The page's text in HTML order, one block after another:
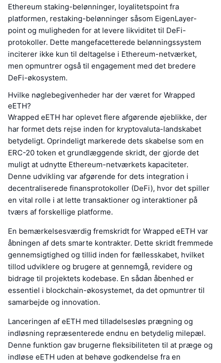
Ethereum staking-belønninger, loyalitetspoint fra
platformen, restaking-belønninger såsom EigenLayer-
point og muligheden for at levere likviditet til DeFi-
protokoller. Dette mangefacetterede belønningssystem
inciterer ikke kun til deltagelse i Ethereum-netværket,
men opmuntrer også til engagement med det bredere
DeFi-økosystem.
Hvilke nøglebegivenheder har der været for Wrapped
eETH?
Wrapped eETH har oplevet flere afgørende øjeblikke, der
har formet dets rejse inden for kryptovaluta-landskabet
betydeligt. Oprindeligt markerede dets skabelse som en
ERC-20 token et grundlæggende skridt, der gjorde det
muligt at udnytte Ethereum-netværkets kapaciteter.
Denne udvikling var afgørende for dets integration i
decentraliserede finansprotokoller (DeFi), hvor det spiller
en vital rolle i at lette transaktioner og interaktioner på
tværs af forskellige platforme.
En bemærkelsesværdig fremskridt for Wrapped eETH var
åbningen af dets smarte kontrakter. Dette skridt fremmede
gennemsigtighed og tillid inden for fællesskabet, hvilket
tillod udviklere og brugere at gennemgå, revidere og
bidrage til projektets kodebase. En sådan åbenhed er
essentiel i blockchain-økosystemet, da det opmuntrer til
samarbejde og innovation.
Lanceringen af eETH med tilladelsesløs prægning og
indløsning repræsenterede endnu en betydelig milepæl.
Denne funktion gav brugerne fleksibiliteten til at præge og
indløse eETH uden at behøve godkendelse fra en